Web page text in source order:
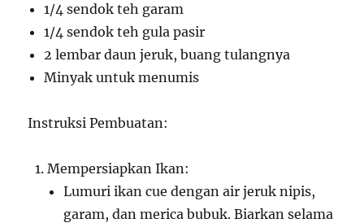
1/4 sendok teh garam
1/4 sendok teh gula pasir
2 lembar daun jeruk, buang tulangnya
Minyak untuk menumis
Instruksi Pembuatan:
Mempersiapkan Ikan:
Lumuri ikan cue dengan air jeruk nipis,
garam, dan merica bubuk. Biarkan selama